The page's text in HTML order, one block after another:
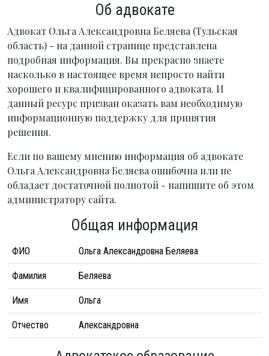
Об адвокате
Адвокат Ольга Александровна Беляева (Тульская
область) - на данной странице представлена
подробная информация. Вы прекрасно знаете
насколько в настоящее время непросто найти
хорошего и квалифицированного адвоката. И
данный ресурс призван оказать вам необходимую
информационную поддержку для принятия
решения.
Если по вашему мнению информация об адвокате
Ольга Александровна Беляева ошибочна или не
обладает достаточной полнотой - напишите об этом
администратору сайта.
Общая информация
ФИО Ольга Александровна Беляева
Фамилия Беляева
Имя Ольга
Отчество Александровна